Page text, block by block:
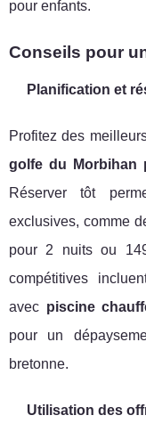
pour enfants.
Conseils pour
Planification et
Profitez des
golfe du Morbihan
Réserver tôt
exclusives, comme
pour 2 nuits ou
compétitives
avec piscine
pour un
bretonne.
Utilisation des